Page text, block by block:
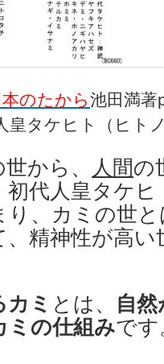
のたから池田満著
タケヒト（ヒト
世から、 人間の
初代人皇タケ
り、カミの世と
、精神性が高
ミ とは、
自
ミの仕組みです